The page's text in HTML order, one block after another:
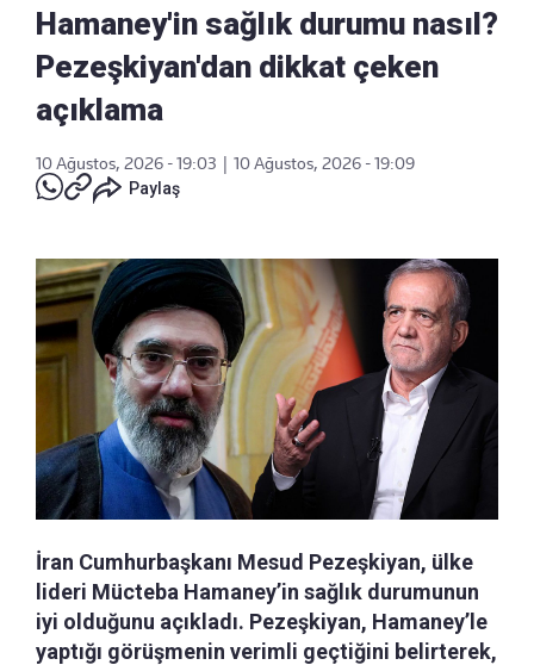
Hamaney'in sağlık durumu nasıl?
Pezeşkiyan'dan dikkat çeken
açıklama
10 Ağustos, 2026 - 19:03
10 Ağustos, 2026 - 19:09
Paylaş
İran Cumhurbaşkanı Mesud Pezeşkiyan, ülke
lideri Mücteba Hamaney’in sağlık durumunun
iyi olduğunu açıkladı. Pezeşkiyan, Hamaney’le
yaptığı görüşmenin verimli geçtiğini belirterek,